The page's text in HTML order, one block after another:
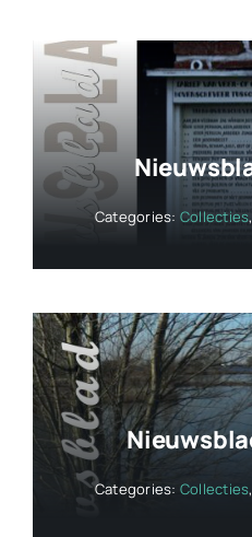
Categories: Collecties,
Categories: Collecties,